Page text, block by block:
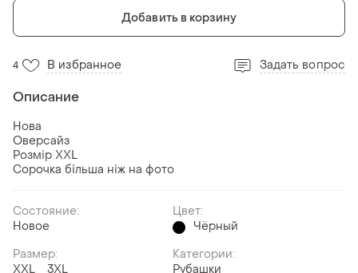
Добавить в корзину
4 В избранное Задать вопрос
Описание
Нова
Оверсайз
Розмір XXL
Сорочка більша ніж на фото
Состояние:
Новое
Цвет:
Чёрный
Размер:
XXL
3XL
Категории:
Рубашки